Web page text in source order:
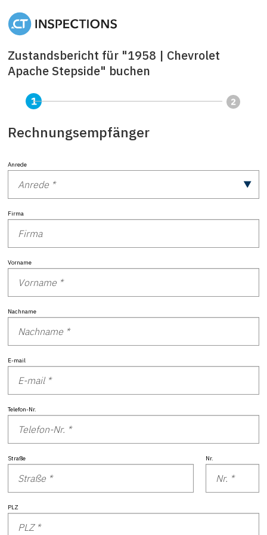
Zustandsbericht für "1958 | Chevrolet
Apache Stepside" buchen
Rechnungsempfänger
Anrede
Firma
Vorname
Nachname
E-mail
Telefon-Nr.
Straße Nr.
PLZ